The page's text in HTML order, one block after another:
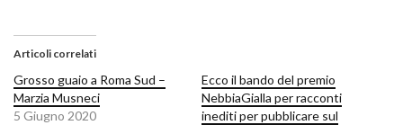
Articoli correlati
Grosso guaio a Roma Sud –
Marzia Musneci
5 Giugno 2020
Ecco il bando del premio
NebbiaGialla per racconti
inediti per pubblicare sul